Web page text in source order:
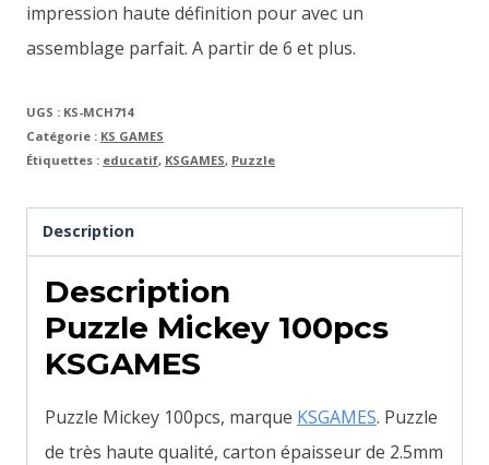
impression haute définition pour avec un
assemblage parfait. A partir de 6 et plus.
UGS : KS-MCH714
Catégorie : KS GAMES
Étiquettes : educatif, KSGAMES, Puzzle
Description
Description
Puzzle Mickey 100pcs
KSGAMES
Puzzle Mickey 100pcs, marque KSGAMES. Puzzle
de très haute qualité, carton épaisseur de 2.5mm